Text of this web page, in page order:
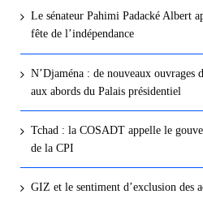
Le sénateur Pahimi Padacké Albert
fête de l’indépendance
N’Djaména : de nouveaux ouvrages
aux abords du Palais présidentiel
Tchad : la COSADT appelle le
de la CPI
GIZ et le sentiment d’exclusion des